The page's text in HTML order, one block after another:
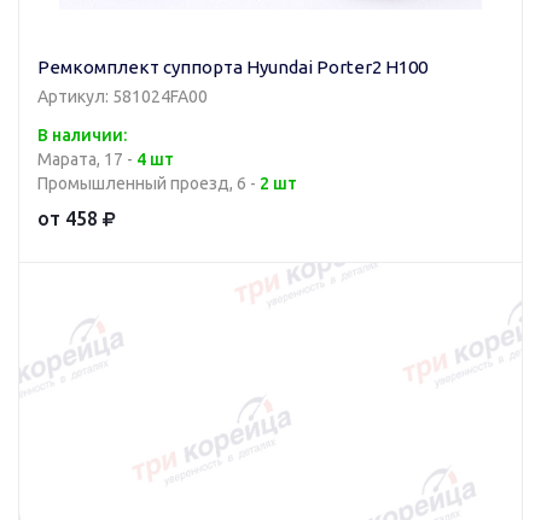
Ремкомплект суппорта Hyundai Porter2 H100
Артикул: 581024FA00
В наличии:
Марата, 17 - 4 шт
Промышленный проезд, 6 - 2 шт
от 458